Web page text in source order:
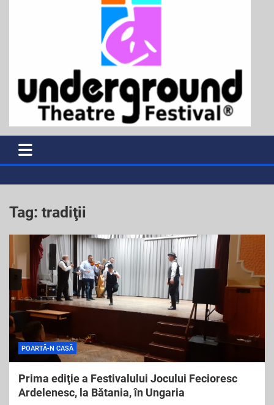
Tag: tradiţii
POARTĂ-N CASĂ
Prima ediţie a Festivalului Jocului Fecioresc
Ardelenesc, la Bătania, în Ungaria